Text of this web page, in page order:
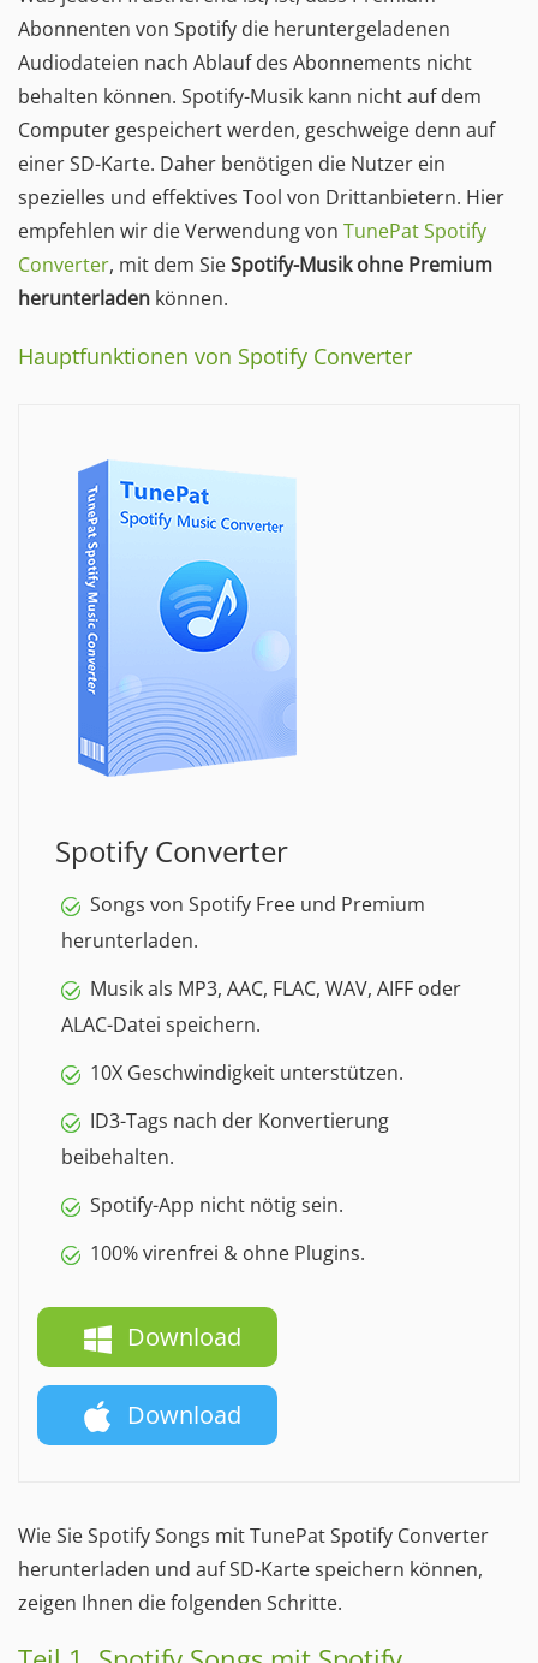
Abonnenten von Spotify die heruntergeladenen
Audiodateien nach Ablauf des Abonnements nicht
behalten können. Spotify-Musik kann nicht auf dem
Computer gespeichert werden, geschweige denn auf
einer SD-Karte. Daher benötigen die Nutzer ein
spezielles und effektives Tool von Drittanbietern. Hier
empfehlen wir die Verwendung von TunePat Spotify
Converter, mit dem SieSpotify-Musik ohne Premium
herunterladen können.
Hauptfunktionen von Spotify Converter
Spotify Converter
Songs von Spotify Free und Premium
herunterladen.
Musik als MP3, AAC, FLAC, WAV, AIFF oder
ALAC-Datei speichern.
10X Geschwindigkeit unterstützen.
ID3-Tags nach der Konvertierung
beibehalten.
Spotify-App nicht nötig sein.
100% virenfrei & ohne Plugins.
Download
Download
Wie Sie Spotify Songs mit TunePat Spotify Converter
herunterladen und auf SD-Karte speichern können,
zeigen Ihnen die folgenden Schritte.